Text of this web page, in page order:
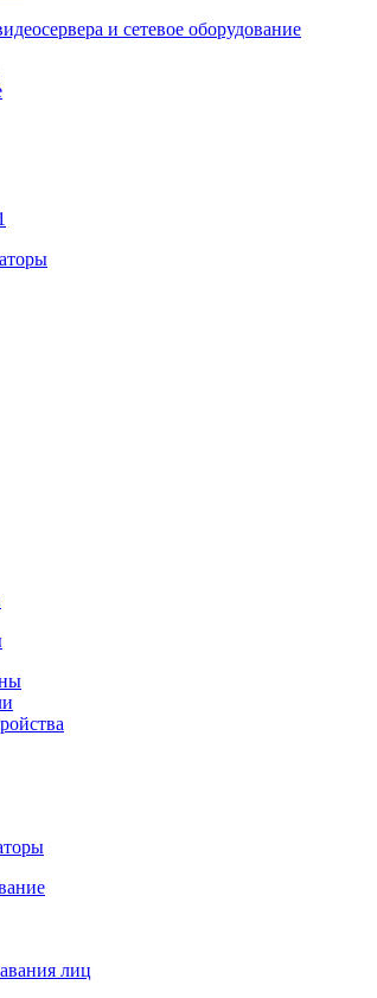
и сетевое оборудование
лиц